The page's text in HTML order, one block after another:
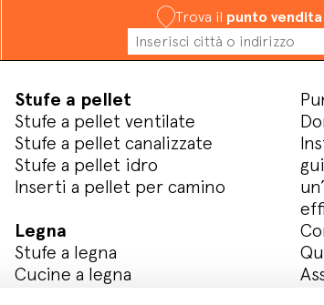
Trova il punto vendita
Stufe a pellet
Stufe a pellet ventilate
Stufe a pellet canalizzate
Stufe a pellet idro
Inserti a pellet per camino
Legna
Stufe a legna
Cucine a legna